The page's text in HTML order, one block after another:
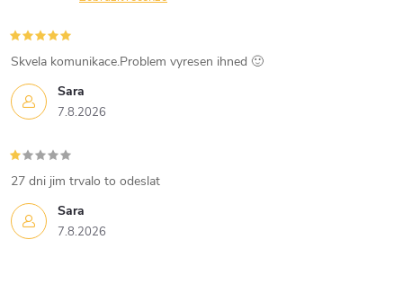
Sara
7.8.2026
Skvela komunikace.Problem vyresen ihned 🙂
Sara
7.8.2026
27 dni jim trvalo to odeslat